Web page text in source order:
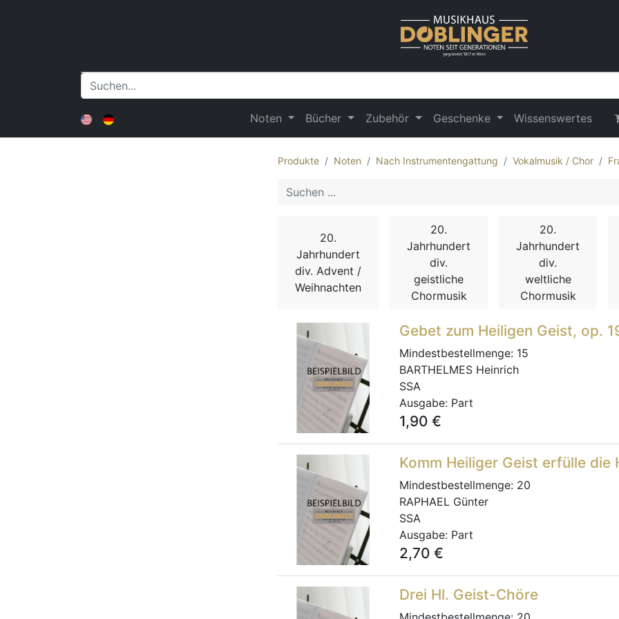
Noten Bücher Zubehör Geschenke Wissenswertes
Produkte Noten Nach Instrumentengattung Vokalmusik / Chor
20.
Jahrhundert
div. Advent /
Weihnachten
20.
Jahrhundert
div.
geistliche
Chormusik
20.
Jahrhundert
div.
weltliche
Chormusik
Gebet zum Heiligen Geist, op.
Mindestbestellmenge: 15
BARTHELMES Heinrich
SSA
Ausgabe: Part
1,90 €
Komm Heiliger Geist erfülle die
Mindestbestellmenge: 20
RAPHAEL Günter
SSA
Ausgabe: Part
2,70 €
Drei Hl. Geist-Chöre